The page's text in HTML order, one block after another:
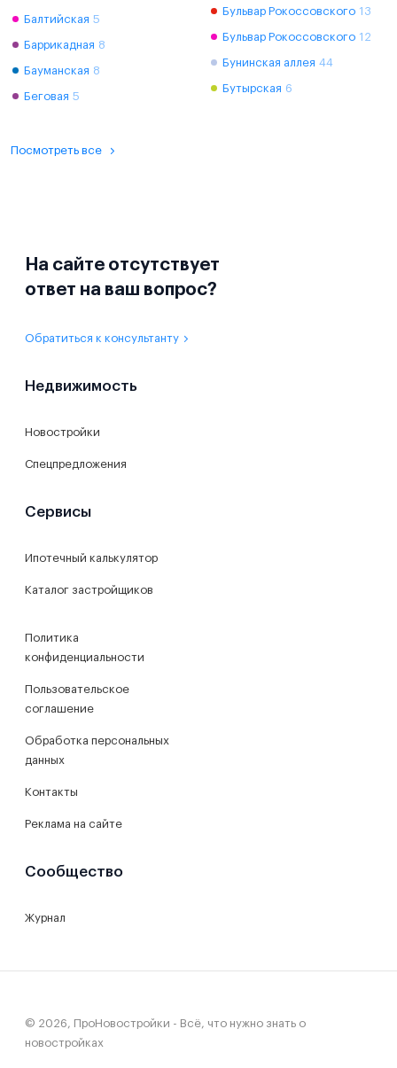
Балтийская 5
Баррикадная 8
Бауманская 8
Беговая 5
Бульвар Рокоссовского 13
Бульвар Рокоссовского 12
Бунинская аллея 44
Бутырская 6
Посмотреть все
На сайте отсутствует
ответ на ваш вопрос?
Обратиться к консультанту
Недвижимость
Новостройки
Спецпредложения
Сервисы
Ипотечный калькулятор
Каталог застройщиков
Политика
конфиденциальности
Пользовательское
соглашение
Обработка персональных
данных
Контакты
Реклама на сайте
Сообщество
Журнал
© 2026, ПроНовостройки - Всё, что нужно знать о
новостройках